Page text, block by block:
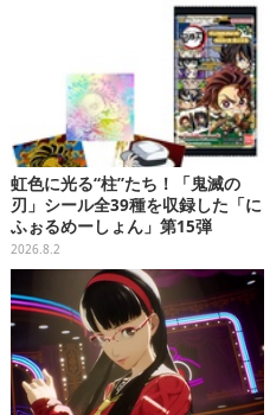
虹色に光る“柱”たち！「鬼滅の
刃」シール全39種を収録した「に
ふぉるめーしょん」第15弾
2026.8.2